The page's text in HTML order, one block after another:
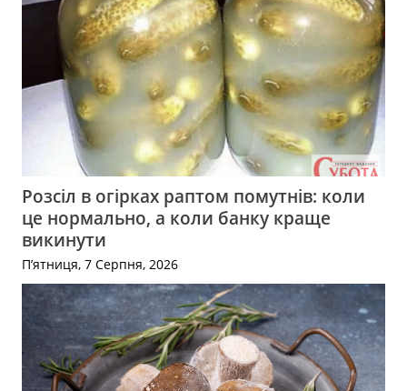
Розсіл в огірках раптом помутнів: коли
це нормально, а коли банку краще
викинути
П’ятниця, 7 Серпня, 2026